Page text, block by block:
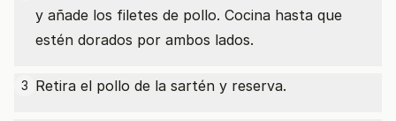
y añade los filetes de pollo. Cocina hasta que
estén dorados por ambos lados.
3 Retira el pollo de la sartén y reserva.